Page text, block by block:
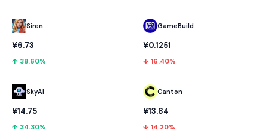
Siren
¥6.73
↑ 38.60%
SkyAI
¥14.75
↑ 34.30%
GameBuild
¥0.1251
↓ 16.40%
Canton
¥13.84
↓ 14.20%